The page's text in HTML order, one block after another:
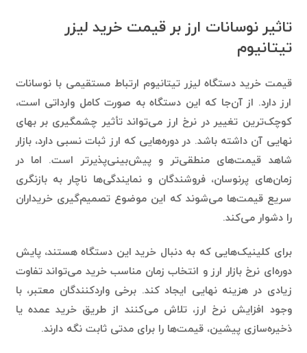
تیتانیوم
ارز دارد. از آن‌جا که این دستگاه به صورت کامل وارداتی است،
کوچک‌ترین تغییر در نرخ ارز می‌تواند تأثیر چشمگیری بر بهای
نهایی آن داشته باشد. در دوره‌هایی که ارز ثبات نسبی دارد، بازار
شاهد قیمت‌های منطقی‌تر و پیش‌بینی‌پذیرتر است. اما در
زمان‌های پرنوسان، فروشندگان و نمایندگی‌ها ناچار به بازنگری
سریع قیمت‌ها می‌شوند که این موضوع تصمیم‌گیری خریداران
را دشوار می‌کند.
دوره‌ای نرخ بازار ارز و انتخاب زمان مناسب خرید می‌تواند تفاوت
زیادی در هزینه نهایی ایجاد کند. برخی واردکنندگان معتبر، با
وجود افزایش نرخ ارز، تلاش می‌کنند از طریق خرید عمده یا
ذخیره‌سازی پیشین، قیمت‌ها را برای مدتی ثابت نگه دارند.